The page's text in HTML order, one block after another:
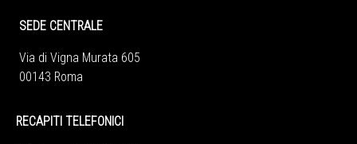
SEDE CENTRALE
Via di Vigna Murata 605
00143 Roma
RECAPITI TELEFONICI